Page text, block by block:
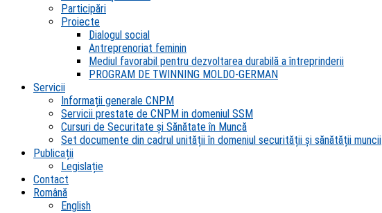
Participări
Proiecte
Dialogul social
Antreprenoriat feminin
Mediul favorabil pentru dezvoltarea durabilă a întreprinderii
PROGRAM DE TWINNING MOLDO-GERMAN
Servicii
Informații generale CNPM
Servicii prestate de CNPM in domeniul SSM
Cursuri de Securitate și Sănătate în Muncă
Set documente din cadrul unității în domeniul securității și sănătății muncii
Publicații
Legislație
Contact
Română
English